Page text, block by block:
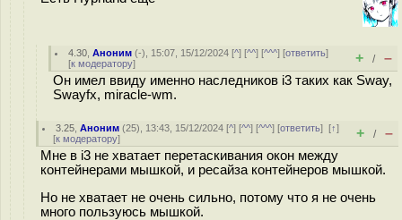
4.30 ,Аноним (-), 15:07, 15/12/2024 [^] [^^] [^^^] [ответить]
[к модератору] + / –
Он имел ввиду именно наследников i3 таких как Sway,
Swayfx, miracle-wm.
3.25 ,Аноним (25), 13:43, 15/12/2024 [^] [^^] [^^^] [ответить][↑]
[к модератору] + / –
Мне в i3 не хватает перетаскивания окон между
контейнерами мышкой, и ресайза контейнеров мышкой.
Но не хватает не очень сильно, потому что я не очень
много пользуюсь мышкой.